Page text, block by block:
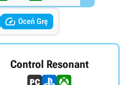
 Oceń Grę
Control Resonant